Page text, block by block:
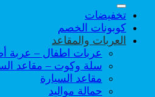
تخفيضات
كوبونات الخصم
العربات والمقاعد
عربات اطفال – عربة
سلة وكوت – مقاعد
مقاعد السيارة
حمالة مواليد